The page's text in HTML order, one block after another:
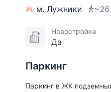
ЖК “Hide” - это
локаций столицы -
рядом с
На территории
собственный
зонами отдыха и
м. Лужники
Новостройка
Да
Паркинг
Паркинг в ЖК